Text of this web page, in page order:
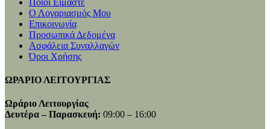
Ο Λογαριασμός Μου
Επικοινωνία
Προσωπικά Δεδομένα
Ασφάλεια Συναλλαγών
Όροι Χρήσης
ΩΡΑΡΙΟ ΛΕΙΤΟΥΡΓΙΑΣ
Ωράριο Λειτουργίας
Δευτέρα – Παρασκευή: 09:00 – 16:00